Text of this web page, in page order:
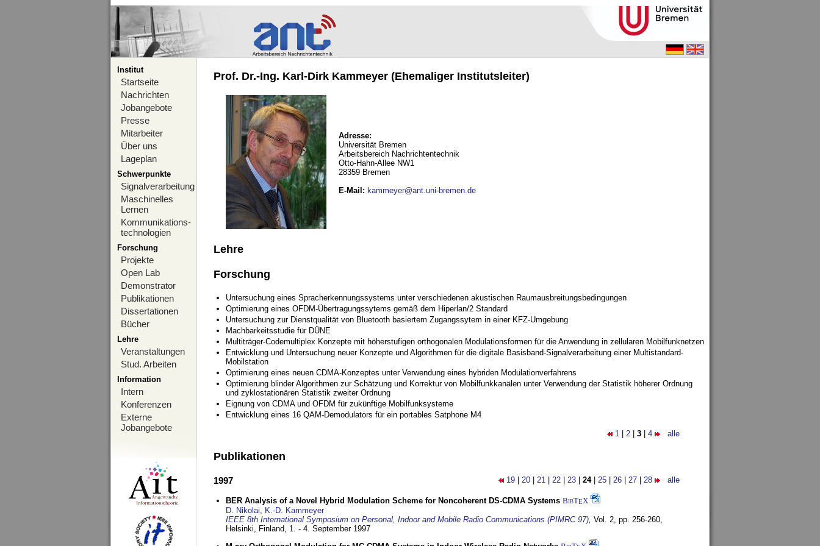
Institut
Startseite
Nachrichten
Jobangebote
Presse
Mitarbeiter
Über uns
Lageplan
Schwerpunkte
Signalverarbeitung
Maschinelles
Lernen
Kommunikations-
technologien
Forschung
Projekte
Open Lab
Demonstrator
Publikationen
Dissertationen
Bücher
Lehre
Veranstaltungen
Stud. Arbeiten
Information
Intern
Konferenzen
Externe
Jobangebote
Prof. Dr.-Ing. Karl-Dirk Kammeyer (Ehemaliger Institutsleiter)
Adresse:
Universität Bremen
Arbeitsbereich Nachrichtentechnik
Otto-Hahn-Allee NW1
28359 Bremen
E-Mail : kammeyer@ant.uni-bremen.de
Lehre
Forschung
Untersuchung eines Spracherkennungssystems unter verschiedenen akustischen Raumausbreitungsbedingungen
Optimierung eines OFDM-Übertragungssytems gemäß dem Hiperlan/2 Standard
Untersuchung zur Dienstqualität von Bluetooth basiertem Zugangssytem in einer KFZ-Umgebung
Machbarkeitsstudie für DÜNE
Multiträger-Codemultiplex Konzepte mit höherstufigen orthogonalen Modulationsformen für die Anwendung in zellularen Mobilfunknetzen
Entwicklung und Untersuchung neuer Konzepte und Algorithmen für die digitale Basisband-Signalverarbeitung einer Multistandard-
Mobilstation
Optimierung eines neuen CDMA-Konzeptes unter Verwendung eines hybriden Modulationverfahrens
Optimierung blinder Algorithmen zur Schätzung und Korrektur von Mobilfunkkanälen unter Verwendung der Statistik höherer Ordnung
und zyklostationären Statistik zweiter Ordnung
Eignung von CDMA und OFDM für zukünftige Mobilfunksysteme
Entwicklung eines 16 QAM-Demodulators für ein portables Satphone M4
1 2 3 4 alle
Publikationen
19 20 21 22 23 24| 25 26 27 28 alle
1997
BER Analysis of a Novel Hybrid Modulation Scheme for Noncoherent DS-CDMA Systems BibTEX
D. Nikolai, K.-D. Kammeyer
IEEE 8th International Symposium on Personal, Indoor and Mobile Radio Communications (PIMRC 97), Vol. 2, pp. 256-260,
Helsinki, Finland, 1. - 4. September 1997